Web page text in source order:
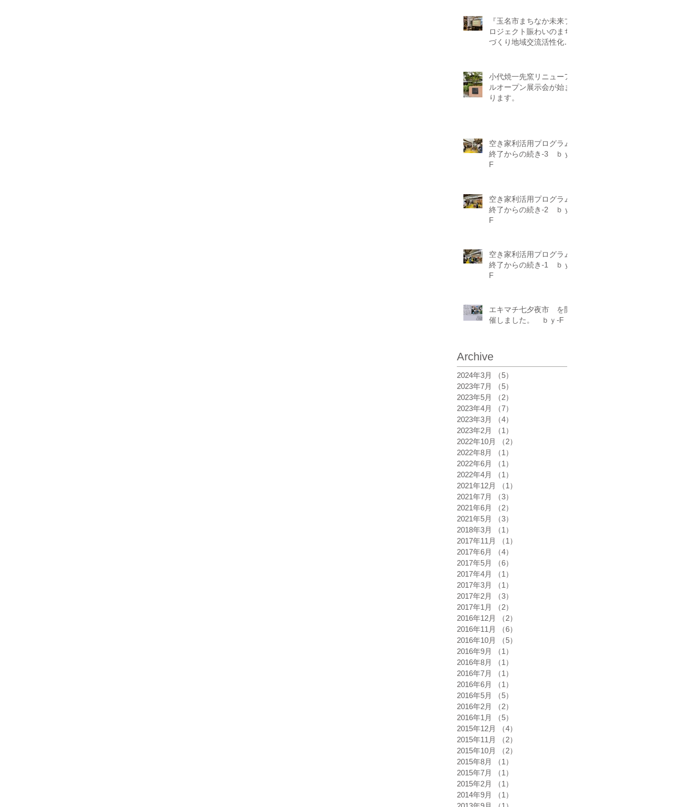
『玉名市まちなか未来プ
ロジェクト賑わいのまち
づくり地域交流活性化事
小代焼一先窯リニューア
ルオープン展示会が始ま
ります。
空き家利活用プログラム
終了からの続き-3 ｂｙ-
F
空き家利活用プログラム
終了からの続き-2 ｂｙ-
F
空き家利活用プログラム
終了からの続き-1 ｂｙ-
F
エキマチ七夕夜市 を開
催しました。 ｂｙ-F
Archive
2024年3月 （5）
2023年7月
（5）
2023年5月
（2）
2023年4月
（7）
2023年3月
（4）
2023年2月
（1）
2022年10月
（2）
2022年8月
（1）
2022年6月
（1）
2022年4月
（1）
2021年12月
（1）
2021年7月
（3）
2021年6月
（2）
2021年5月
（3）
2018年3月
（1）
2017年11月
（1）
2017年6月
（4）
2017年5月
（6）
2017年4月
（1）
2017年3月
（1）
2017年2月
（3）
2017年1月
（2）
2016年12月
（2）
2016年11月
（6）
2016年10月
（5）
2016年9月
（1）
2016年8月
（1）
2016年7月
（1）
2016年6月
（1）
2016年5月
（5）
2016年2月
（2）
2016年1月
（5）
2015年12月
（4）
2015年11月
（2）
2015年10月
（2）
2015年8月
（1）
2015年7月
（1）
2015年2月
（1）
2014年9月
（1）